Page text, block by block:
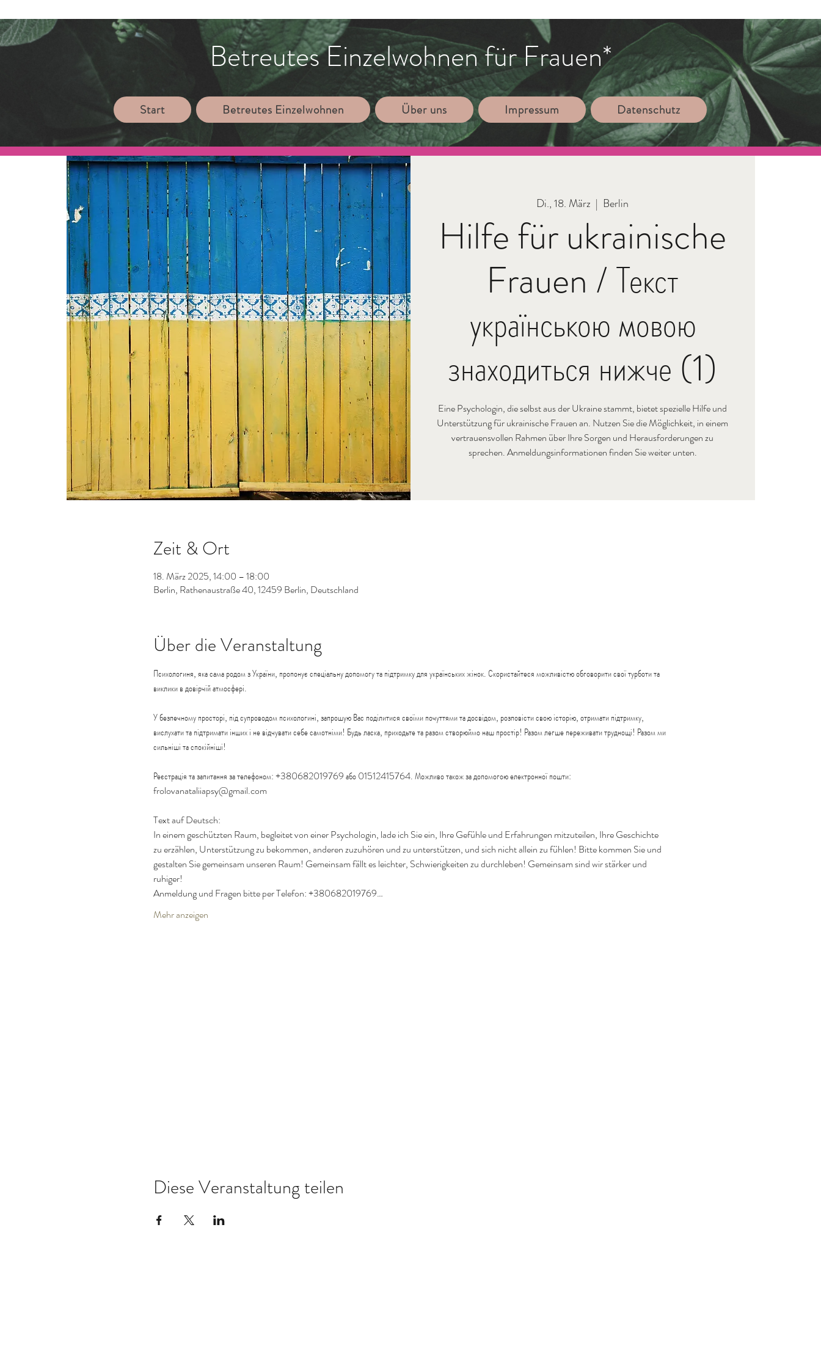
Betreutes Einzelwohnen für Frauen*
Start Betreutes Einzelwohnen Über uns Impressum Datenschutz
Di., 18. März
  |
Berlin
Hilfe für ukrainische
Frauen / Текст
українською мовою
знаходиться нижче (1)
Eine Psychologin, die selbst aus der Ukraine stammt, bietet spezielle Hilfe und
Unterstützung für ukrainische Frauen an. Nutzen Sie die Möglichkeit, in einem
vertrauensvollen Rahmen über Ihre Sorgen und Herausforderungen zu
sprechen. Anmeldungsinformationen finden Sie weiter unten.
Zeit & Ort
18. März 2025, 14:00 – 18:00
Berlin, Rathenaustraße 40, 12459 Berlin, Deutschland
Über die Veranstaltung
Психологиня, яка сама родом з України, пропонує спеціальну допомогу та підтримку для українських жінок. Скористайтеся можливістю обговорити свої турботи та
виклики в довірчій атмосфері.
У безпечному просторі, під супроводом психологині, запрошую Вас поділитися своїми почуттями та досвідом, розповісти свою історію, отримати підтримку,
вислухати та підтримати інших і не відчувати себе самотніми! Будь ласка, приходьте та разом створюймо наш простір! Разом легше переживати труднощі! Разом ми
сильніші та спокійніші!
Реєстрація та запитання за телефоном: +380682019769 або 01512415764. Можливо також за допомогою електронної пошти:
frolovanataliiapsy@gmail.com
Text auf Deutsch:
In einem geschützten Raum, begleitet von einer Psychologin, lade ich Sie ein, Ihre Gefühle und Erfahrungen mitzuteilen, Ihre Geschichte
zu erzählen, Unterstützung zu bekommen, anderen zuzuhören und zu unterstützen, und sich nicht allein zu fühlen! Bitte kommen Sie und
gestalten Sie gemeinsam unseren Raum! Gemeinsam fällt es leichter, Schwierigkeiten zu durchleben! Gemeinsam sind wir stärker und
ruhiger!
Anmeldung und Fragen bitte per Telefon: +380682019769…
Mehr anzeigen
Diese Veranstaltung teilen